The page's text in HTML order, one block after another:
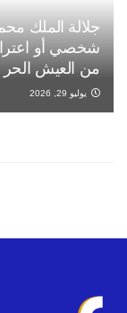
جلالة الملك
شخصي أو
من العيش الحر
يوليو 29, 2026